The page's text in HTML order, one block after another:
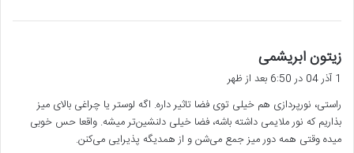
زیتون ابریشمی
1 آذر 04 در 6:50 بعد از ظهر
راستی، نورپردازی هم خیلی توی فضا تاثیر داره. اگه لوستر یا چراغی بالای میز
بذاریم که نور ملایمی داشته باشه، فضا خیلی دلنشین‌تر میشه. واقعا حس خوبی
میده وقتی همه دور میز جمع می‌شن و از همدیگه پذیرایی می‌کنن.